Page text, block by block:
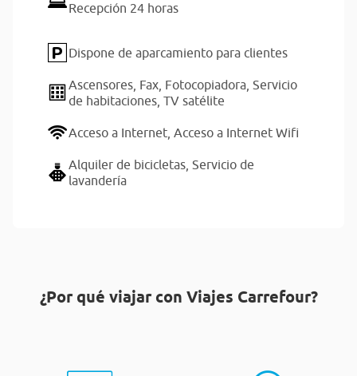
Recepción 24 horas
Dispone de aparcamiento para clientes
Ascensores, Fax, Fotocopiadora, Servicio
de habitaciones, TV satélite
Acceso a Internet, Acceso a Internet Wifi
Alquiler de bicicletas, Servicio de
lavandería
¿Por qué viajar con Viajes Carrefour?